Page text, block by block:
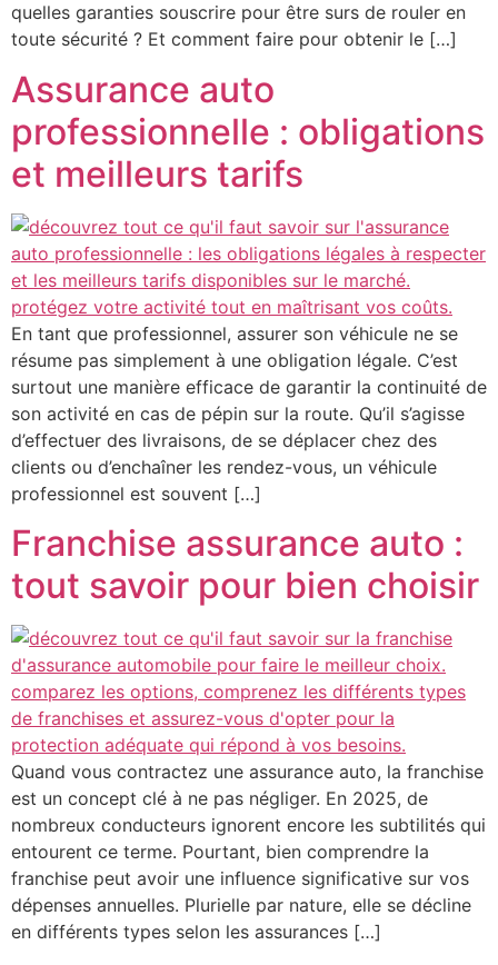
quelles garanties souscrire pour être surs de rouler en
toute sécurité ? Et comment faire pour obtenir le […]
Assurance auto
professionnelle : obligations
et meilleurs tarifs
En tant que professionnel, assurer son véhicule ne se
résume pas simplement à une obligation légale. C’est
surtout une manière efficace de garantir la continuité de
son activité en cas de pépin sur la route. Qu’il s’agisse
d’effectuer des livraisons, de se déplacer chez des
clients ou d’enchaîner les rendez-vous, un véhicule
professionnel est souvent […]
Franchise assurance auto :
tout savoir pour bien choisir
Quand vous contractez une assurance auto, la franchise
est un concept clé à ne pas négliger. En 2025, de
nombreux conducteurs ignorent encore les subtilités qui
entourent ce terme. Pourtant, bien comprendre la
franchise peut avoir une influence significative sur vos
dépenses annuelles. Plurielle par nature, elle se décline
en différents types selon les assurances […]